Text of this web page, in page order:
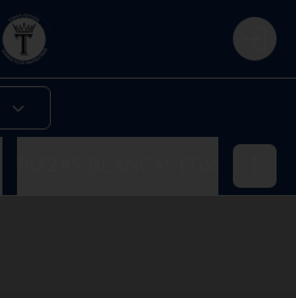
Login